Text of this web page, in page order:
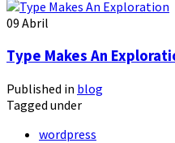
09 Abril
Type Makes An
Published in blog
Tagged under
wordpress